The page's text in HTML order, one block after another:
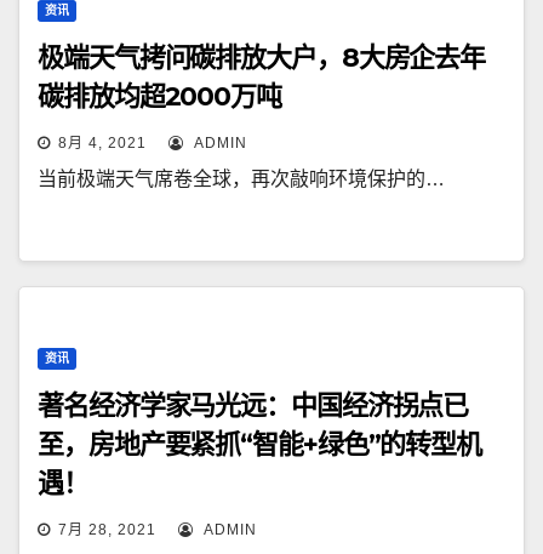
资讯
极端天气拷问碳排放大户，8大房企去年
碳排放均超2000万吨
8月 4, 2021 ADMIN
当前极端天气席卷全球，再次敲响环境保护的…
资讯
著名经济学家马光远：中国经济拐点已
至，房地产要紧抓“智能+绿色”的转型机
遇！
7月 28, 2021 ADMIN